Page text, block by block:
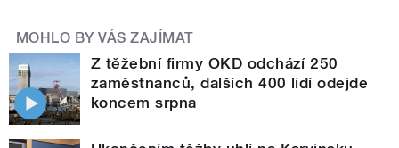
MOHLO BY VÁS ZAJÍMAT
Z těžební firmy OKD odchází 250
zaměstnanců, dalších 400 lidí odejde
koncem srpna